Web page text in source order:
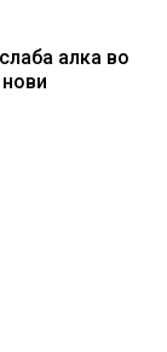
алка во
нови